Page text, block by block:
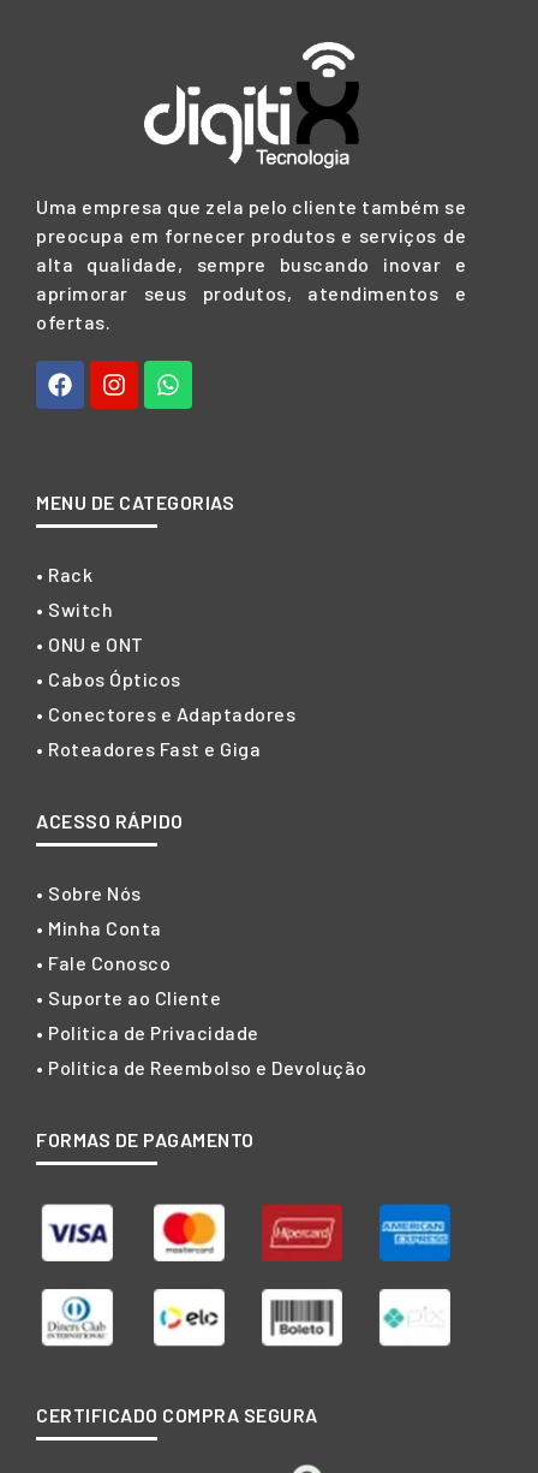
Uma empresa que zela pelo cliente também se
preocupa em fornecer produtos e serviços de
alta qualidade, sempre buscando inovar e
aprimorar seus produtos, atendimentos e
ofertas.
MENU DE CATEGORIAS
• Rack
• Switch
• ONU e ONT
• Cabos Ópticos
• Conectores e Adaptadores
• Roteadores Fast e Giga
ACESSO RÁPIDO
• Sobre Nós
• Minha Conta
• Fale Conosco
• Suporte ao Cliente
• Politica de Privacidade
• Politica de Reembolso e Devolução
FORMAS DE PAGAMENTO
CERTIFICADO COMPRA SEGURA